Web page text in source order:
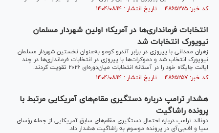
کد خبر: ۴۸۶۵۲۷۵ تاریخ انتشار : ۱۴۰۴/۰۸/۱۴
انتخابات فرمانداری‌ها در آمریکا؛ اولین شهردار مسلمان
نیویورک انتخابات شد
زهران ممدانی با پیروزی در برابر آندرو کومو به‌عنوان نخستین شهردار مسلمان
نیویورک انتخاب شد و دموکرات‌ها با پیروزی در انتخابات فرمانداری‌ها در چند
ایالت جایگاه خود را در آستانه انتخابات میان‌دوره‌ای ۲۰۲۶ تقویت کردند.
کد خبر: ۴۸۶۵۲۵۷ تاریخ انتشار : ۱۴۰۴/۰۸/۱۴
هشدار ترامپ درباره دستگیری مقام‌های آمریکایی مرتبط با
پرونده راشا‌گیت
دونالد ترامپ درباره احتمال دستگیری مقام‌های سابق آمریکایی از جمله رؤسای
سیا و اف‌بی‌آی در پرونده موسوم به راشاگیت هشدار داد.